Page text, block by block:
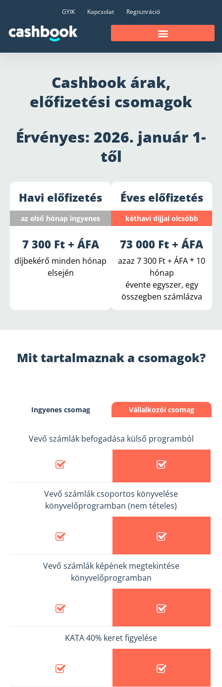
GYIK Kapcsolat Regisztráció
Cashbook árak,
előfizetési csomagok
Érvényes: 2026. január 1-
től
Havi előfizetés
az első hónap ingyenes
7 300 Ft + ÁFA
díjbekérő minden hónap
elsején
Éves előfizetés
kéthavi díjjal olcsóbb
73 000 Ft + ÁFA
azaz 7 300 Ft + ÁFA * 10
hónap
évente egyszer, egy
összegben számlázva
Mit tartalmaznak a csomagok?
Ingyenes csomag Vállalkozói csomag
Vevő számlák befogadása külső programból
Vevő számlák csoportos könyvelése
könyvelőprogramban (nem tételes)
Vevő számlák képének megtekintése
könyvelőprogramban
KATA 40% keret figyelése